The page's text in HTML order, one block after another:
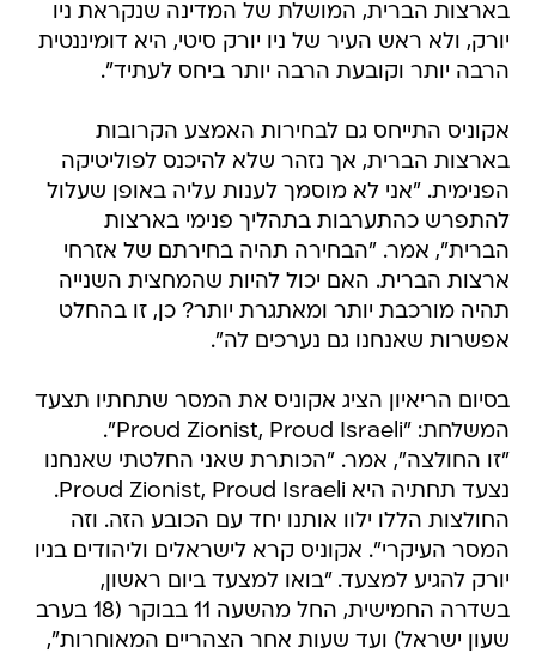
בארצות הברית, המושלת של המדינה שנקראת ניו
יורק, ולא ראש העיר של ניו יורק סיטי, היא דומיננטית
הרבה יותר וקובעת הרבה יותר ביחס לעתיד".
אקוניס התייחס גם לבחירות האמצע הקרובות
בארצות הברית, אך נזהר שלא להיכנס לפוליטיקה
הפנימית. "אני לא מוסמך לענות עליה באופן שעלול
להתפרש כהתערבות בתהליך פנימי בארצות
הברית", אמר. "הבחירה תהיה בחירתם של אזרחי
ארצות הברית. האם יכול להיות שהמחצית השנייה
תהיה מורכבת יותר ומאתגרת יותר? כן, זו בהחלט
אפשרות שאנחנו גם נערכים לה".
בסיום הריאיון הציג אקוניס את המסר שתחתיו תצעד
המשלחת: "Proud Zionist, Proud Israeli".
"זו החולצה", אמר. "הכותרת שאני החלטתי שאנחנו
נצעד תחתיה היא Proud Zionist, Proud Israeli.
החולצות הללו ילוו אותנו יחד עם הכובע הזה. וזה
המסר העיקרי". אקוניס קרא לישראלים וליהודים בניו
יורק להגיע למצעד. "בואו למצעד ביום ראשון,
בשדרה החמישית, החל מהשעה 11 בבוקר (18 בערב
שעון ישראל) ועד שעות אחר הצהריים המאוחרות",